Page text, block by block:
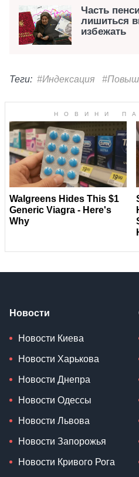
Часть
лишиться
избежать
Теги: #Индексация
Новости
Новости Киева
Новости Харькова
Новости Днепра
Новости Одессы
Новости Львова
Новости Запорожья
Новости Кривого Рога